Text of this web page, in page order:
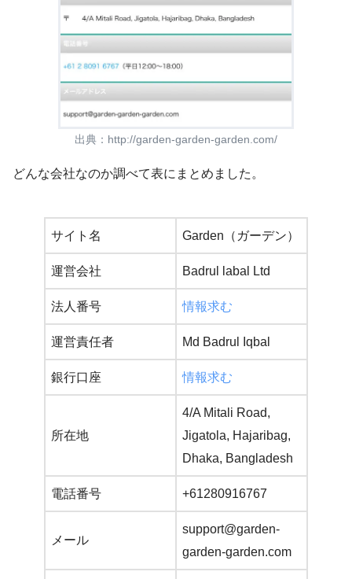
出典： http://garden-garden-garden.com/
どんな会社なのか調べて表にまとめました。
サイト名 Garden（ガーデン）
運営会社 Badrul labal Ltd
法人番号 情報求む
運営責任者 Md Badrul Iqbal
銀行口座 情報求む
所在地
4/A Mitali Road,
Jigatola, Hajaribag,
Dhaka, Bangladesh
電話番号 +61280916767
メール
support@garden-
garden-garden.com